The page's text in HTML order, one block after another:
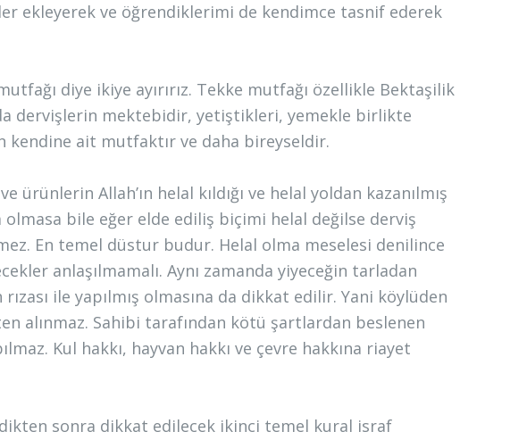
ekleyerek ve öğrendiklerimi de kendimce tasnif ederek
diye ikiye ayırırız. Tekke mutfağı özellikle Bektaşilik
dervişlerin mektebidir, yetiştikleri, yemekle birlikte
kendine ait mutfaktır ve daha bireyseldir.
Allah’ın helal kıldığı ve helal yoldan kazanılmış
olmasa bile eğer elde ediliş biçimi helal değilse derviş
En temel düstur budur. Helal olma meselesi denilince
anlaşılmamalı. Aynı zamanda yiyeceğin tarladan
ile yapılmış olmasına da dikkat edilir. Yani köylüden
alınmaz. Sahibi tarafından kötü şartlardan beslenen
Kul hakkı, hayvan hakkı ve çevre hakkına riayet
sonra dikkat edilecek ikinci temel kural israf